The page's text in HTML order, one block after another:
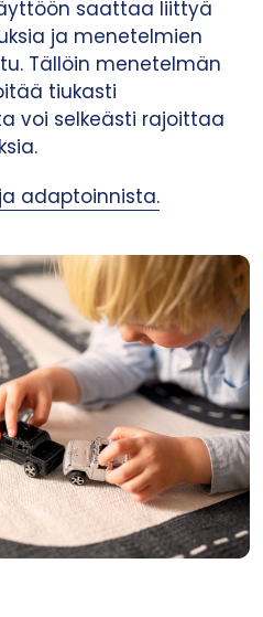
saattaa liittyä
ja menetelmien
Tällöin menetelmän
tiukasti
voi selkeästi rajoittaa
adaptoinnista.